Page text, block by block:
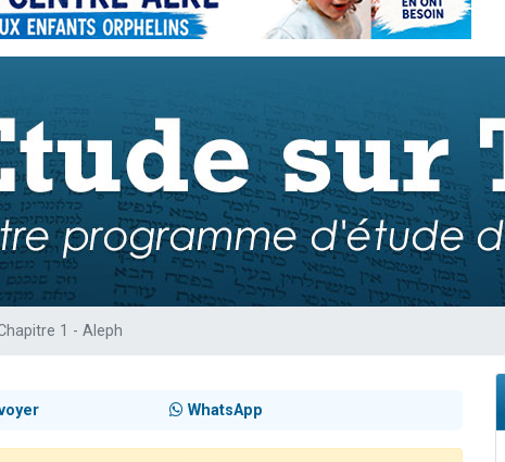
de donner son Maasser
viennent de demander une bénédiction
49 places pour étudier en groupe sur Zoom
musiques dans Torah-Box Music
viennent de nous rejoindre sur WhatsApp
viennent de nous rejoindre sur WhatsApp
viennent de nous rejoindre sur WhatsApp
1 - Aleph
WhatsApp